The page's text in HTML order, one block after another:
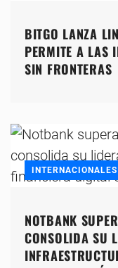
BITGO LANZA
PERMITE A LAS
SIN FRONTERAS
INTERNACIONALES
NOTBANK
CONSOLIDA SU